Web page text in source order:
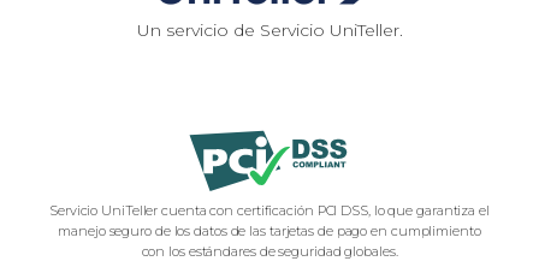
Un servicio de Servicio UniTeller.
Servicio UniTeller cuenta con certificación PCI DSS, lo que garantiza el
manejo seguro de los datos de las tarjetas de pago en cumplimiento
con los estándares de seguridad globales.